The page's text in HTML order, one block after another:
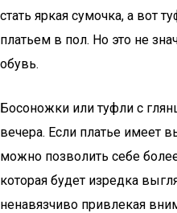
стать яркая сумочка, а вот
платьем в пол. Но это не
обувь.
Босоножки или туфли с
вечера. Если платье имеет
можно позволить себе
которая будет изредка
ненавязчиво привлекая